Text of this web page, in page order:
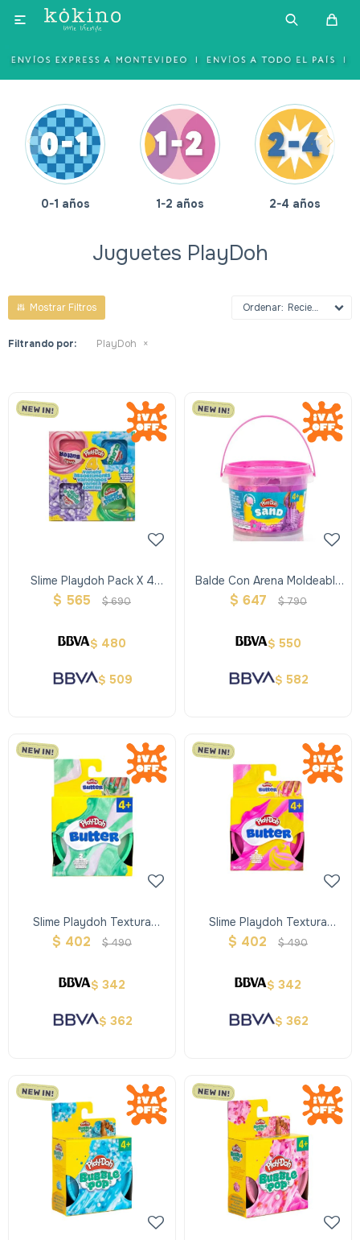

0-1 años 1-2 años 2-4 años
Juguetes PlayDoh
Recientes
Filtrando por: PlayDoh
Slime Playdoh Pack X 4
Variedades
$ 565 $690
$ 480
$ 509
Balde Con Arena Moldeable
Y Estirable Sand 2 Colores
$ 647 $790
$ 550
$ 582
Slime Playdoh Textura
Butter 2 Colores
$ 402 $490
$ 342
$ 362
Slime Playdoh Textura
Butter Mix 2 Colores
$ 402 $490
$ 342
$ 362